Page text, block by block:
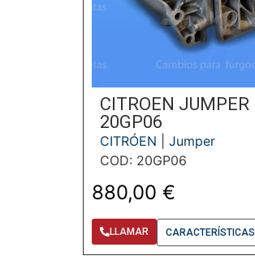
CITROEN JUMPER
20GP06
CITRÓEN
Jumper
COD: 20GP06
880,00 €
LLAMAR CARACTERÍSTICAS